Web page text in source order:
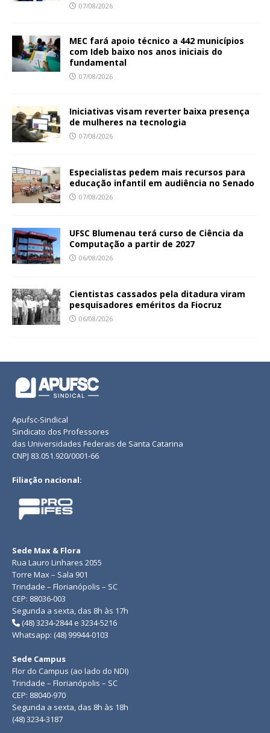
07/08/2026
MEC fará apoio técnico a 442 municípios
com Ideb baixo nos anos iniciais do
fundamental
07/08/2026
Iniciativas visam reverter baixa presença
de mulheres na tecnologia
07/08/2026
Especialistas pedem mais recursos para
educação infantil em audiência no Senado
07/08/2026
UFSC Blumenau terá curso de Ciência da
Computação a partir de 2027
06/08/2026
Cientistas cassados pela ditadura viram
pesquisadores eméritos da Fiocruz
06/08/2026
Apufsc-Sindical
Sindicato dos Professores
das Universidades Federais de Santa Catarina
CNPJ 83.051.920/0001-66
Filiação nacional:
Sede Max & Flora
Rua Lauro Linhares 2055
Torre Max – Sala 901
Trindade – Florianópolis – SC
CEP: 88036-003
Segunda a sexta, das 8h às 17h
(48) 3234-2844 e 3234-5216
Whatsapp: (48) 99944-0103
Sede Campus
Flor do Campus (ao lado do NDI)
Trindade – Florianópolis – SC
CEP: 88040-970
Segunda a sexta, das 8h às 18h
(48) 3234-3187